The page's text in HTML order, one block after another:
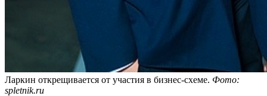
Ларкин открещивается от участия в бизнес-схеме. Фото:
spletnik.ru